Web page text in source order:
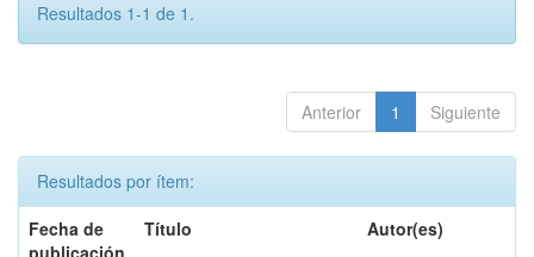
Resultados 1-1 de 1.
Anterior 1 Siguiente
Resultados por ítem:
Fecha de
publicación
Título Autor(es)